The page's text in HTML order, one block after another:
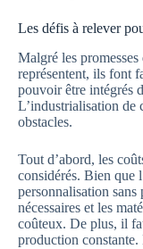
Les défis à relever
Malgré les promesses
représentent, ils font
pouvoir être intégrés
L’industrialisation de
obstacles.
Tout d’abord, les
considérés. Bien que
personnalisation sans
nécessaires et les
coûteux. De plus, il
production